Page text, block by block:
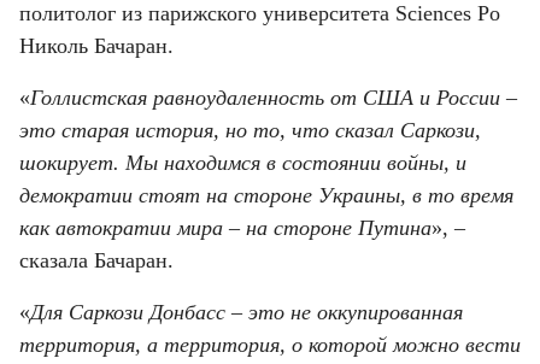
политолог из парижского университета Sciences Po
Николь Бачаран.
«Голлистская равноудаленность от США и России –
это старая история, но то, что сказал Саркози,
шокирует. Мы находимся в состоянии войны, и
демократии стоят на стороне Украины, в то время
как автократии мира – на стороне Путина», –
сказала Бачаран.
«Для Саркози Донбасс – это не оккупированная
территория, а территория, о которой можно вести